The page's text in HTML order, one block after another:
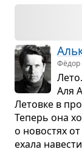
Фёдор
Аля
Летовке в
Теперь она
о ново­стях
е­хала